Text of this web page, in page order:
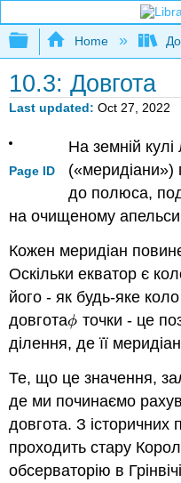
Expand/
Home
10.3: Довгота
Last updated Oct 27, 2022
Page ID
На земній кулі
(«меридіани»)
до полюса,
на очищеному
Кожен меридіан
Оскільки екватор є
його - як будь-яке
довготаϕ
ϕ точки - це
ділення, де її
Те, що це значення,
де ми починаємо
довгота. З
проходить стару
обсерваторію в